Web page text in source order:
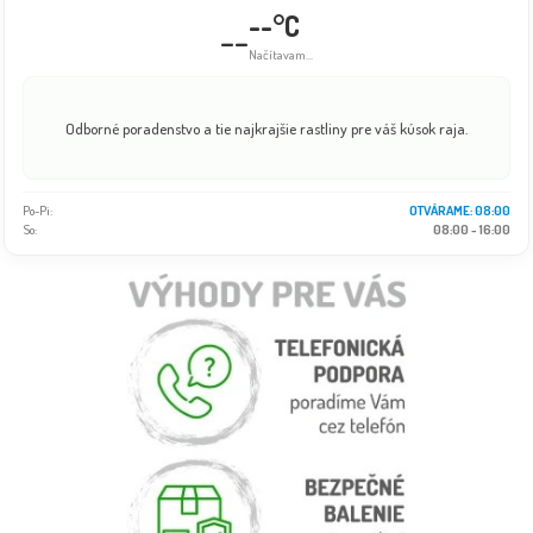
----°C
Načítavam...
Odborné poradenstvo a tie najkrajšie rastliny pre váš kúsok raja.
Po-Pi:
OTVÁRAME: 08:00
So:
08:00 - 16:00